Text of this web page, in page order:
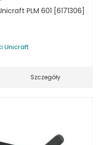
PLM 601 [6171306]
Unicraft
Szczegóły